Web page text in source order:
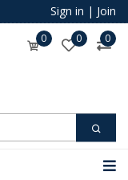
Sign in | Join
0 0 0